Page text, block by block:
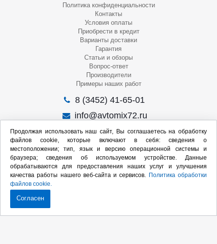
Политика конфиденциальности
Контакты
Условия оплаты
Приобрести в кредит
Варианты доставки
Гарантия
Статьи и обзоры
Вопрос-ответ
Производители
Примеры наших работ
8 (3452) 41-65-01
info@avtomix72.ru
г. Тюмень, ул. 50 лет Октября, 120
Пн-Пт
: 09:00 – 19:00
Сб: 10:00 – 17:00
Вс: Выходной
Мы в социальных сетях:
Продолжая использовать наш сайт, Вы соглашаетесь на обработку
файлов cookie, которые включают в себя: сведения о
местоположении; тип, язык и версию операционной системы и
браузера; сведения об используемом устройстве. Данные
обрабатываются для предоставления наших услуг и улучшения
качества работы нашего веб-сайта и сервисов. Политика обработки
файлов cookie.
Согласен